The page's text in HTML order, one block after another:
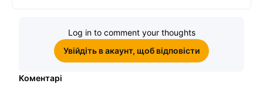
Log in to comment your thoughts
Увійдіть в акаунт, щоб відповісти
Коментарі